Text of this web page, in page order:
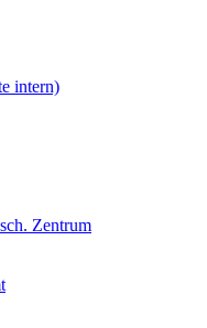
intern)
Zentrum